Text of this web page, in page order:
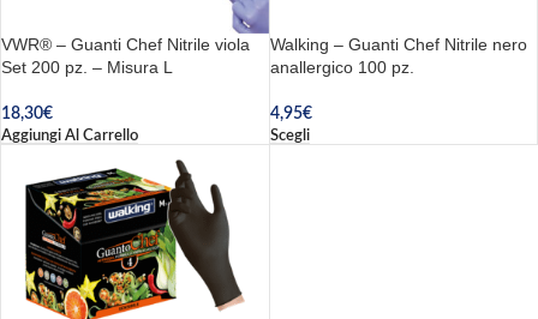
VWR® – Guanti Chef Nitrile viola
Set 200 pz. – Misura L
18,30€
Aggiungi Al Carrello
Walking – Guanti Chef Nitrile nero
anallergico 100 pz.
4,95€
Scegli